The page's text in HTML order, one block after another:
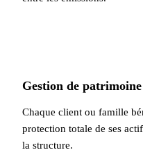
Gestion de
Chaque client ou famille
protection totale de ses
la structure.